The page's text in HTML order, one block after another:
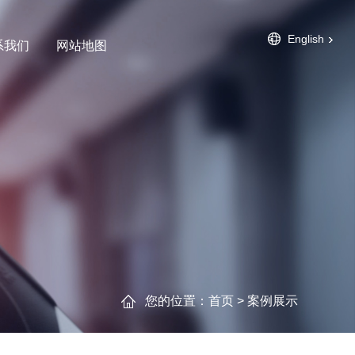
English
我们 网站地图
您的位置： 首页 > 案例展示